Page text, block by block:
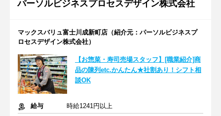
パーソルビジネスプロセスデザイン株式会社
マックスバリュ富士川成新町店（紹介元：パーソルビジネスプ
ロセスデザイン株式会社）
【お惣菜・寿司売場スタッフ】[職業紹介]商
品の陳列etc.かんたん★社割あり！シフト相
談OK
給与
時給1241円以上